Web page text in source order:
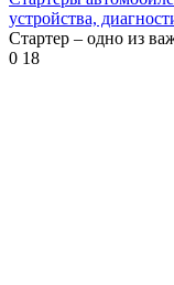
устройства,
Стартер – одно из
0 18